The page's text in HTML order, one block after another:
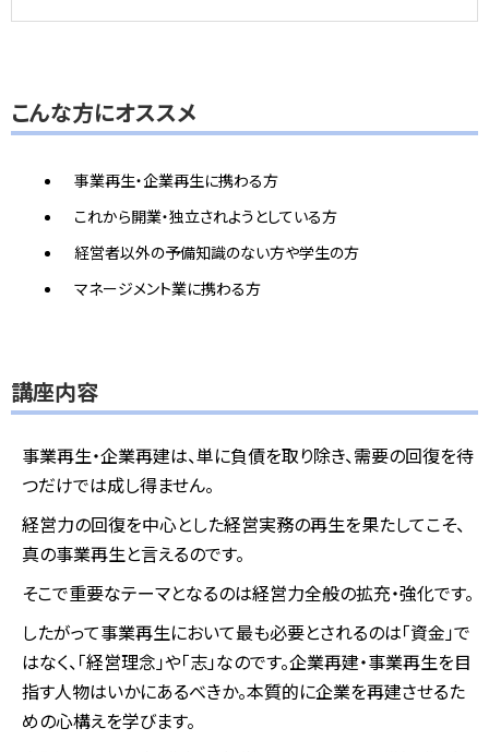
こんな方にオススメ
事業再生・企業再生に携わる方
これから開業・独立されようとしている方
経営者以外の予備知識のない方や学生の方
マネージメント業に携わる方
講座内容
事業再生・企業再建は、単に負債を取り除き、需要の回復を待
つだけでは成し得ません。
経営力の回復を中心とした経営実務の再生を果たしてこそ、
真の事業再生と言えるのです。
そこで重要なテーマとなるのは経営力全般の拡充・強化です。
したがって事業再生において最も必要とされるのは「資金」で
はなく、「経営理念」や「志」なのです。企業再建・事業再生を目
指す人物はいかにあるべきか。本質的に企業を再建させるた
めの心構えを学びます。